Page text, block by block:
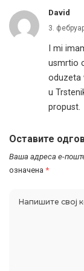
David
3.
I mi
usmrtio
oduzeta
u
propust.
Оставите
Ваша адреса е-
означена *